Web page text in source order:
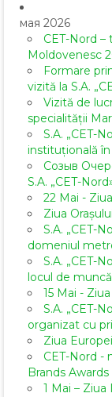
мая 2026
CET-Nord –
Moldovenesc
Formare
vizită la S.A.
Vizită de
specialității
S.A. „CET-
instituțională
Созыв
S.A. „CET-
22 Mai -
Ziua
S.A. „CET-
domeniul
S.A. „CET-
locul de muncă
15 Mai -
S.A. „CET-
organizat cu
Ziua
CET-Nord -
Brands
1 Mai –